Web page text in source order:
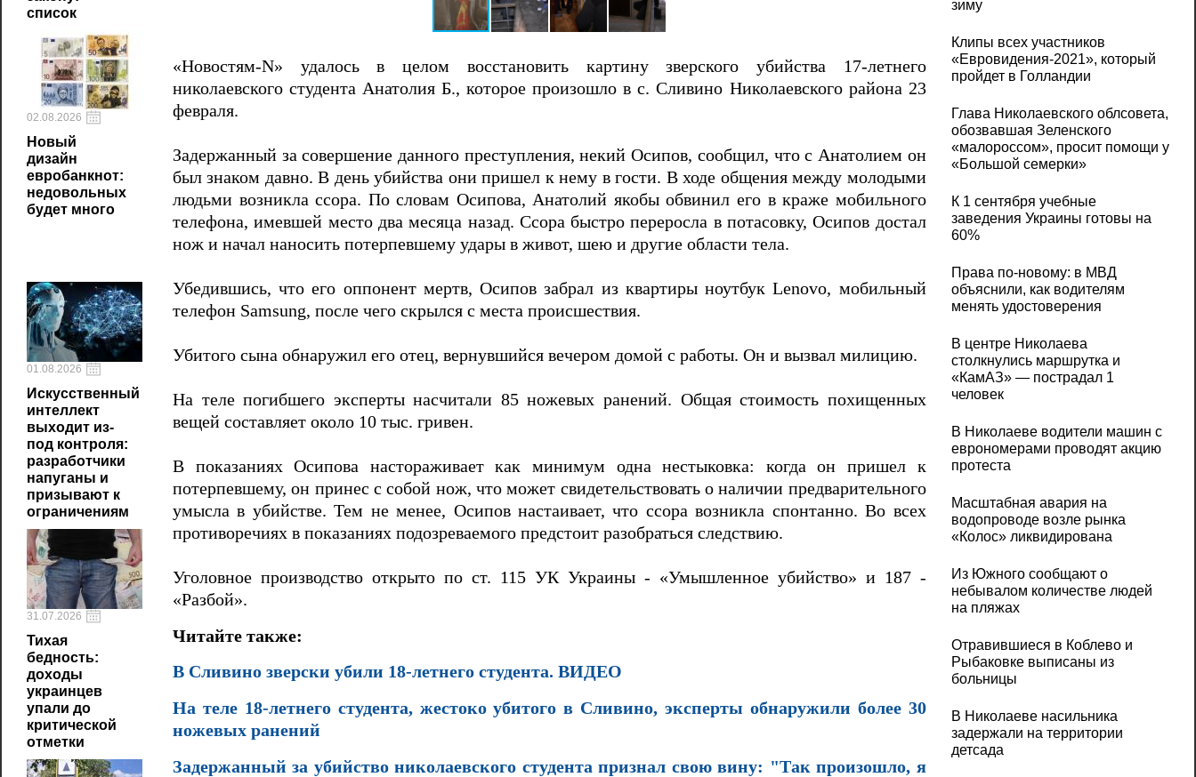
список
02.08.2026
Новый
дизайн
евробанкнот:
недовольных
будет много
01.08.2026
Искусственный
интеллект
выходит из-
под контроля:
разработчики
напуганы и
призывают к
ограничениям
31.07.2026
Тихая
бедность:
доходы
украинцев
упали до
критической
отметки
«Новостям-N» удалось в целом восстановить картину зверского убийства 17-летнего
николаевского студента Анатолия Б., которое произошло в с. Сливино Николаевского района 23
февраля.
Задержанный за совершение данного преступления, некий Осипов, сообщил, что с Анатолием он
был знаком давно. В день убийства они пришел к нему в гости. В ходе общения между молодыми
людьми возникла ссора. По словам Осипова, Анатолий якобы обвинил его в краже мобильного
телефона, имевшей место два месяца назад. Ссора быстро переросла в потасовку, Осипов достал
нож и начал наносить потерпевшему удары в живот, шею и другие области тела.
Убедившись, что его оппонент мертв, Осипов забрал из квартиры ноутбук Lenovo, мобильный
телефон Samsung, после чего скрылся с места происшествия.
Убитого сына обнаружил его отец, вернувшийся вечером домой с работы. Он и вызвал милицию.
На теле погибшего эксперты насчитали 85 ножевых ранений. Общая стоимость похищенных
вещей составляет около 10 тыс. гривен.
В показаниях Осипова настораживает как минимум одна нестыковка: когда он пришел к
потерпевшему, он принес с собой нож, что может свидетельствовать о наличии предварительного
умысла в убийстве. Тем не менее, Осипов настаивает, что ссора возникла спонтанно. Во всех
противоречиях в показаниях подозреваемого предстоит разобраться следствию.
Уголовное производство открыто по ст. 115 УК Украины - «Умышленное убийство» и 187 -
«Разбой».
Читайте также:
В Сливино зверски убили 18-летнего студента. ВИДЕО
На теле 18-летнего студента, жестоко убитого в Сливино, эксперты обнаружили более 30
ножевых ранений
Задержанный за убийство николаевского студента признал свою вину: "Так произошло, я
зиму
Клипы всех участников
«Евровидения-2021», который
пройдет в Голландии
Глава Николаевского облсовета,
обозвавшая Зеленского
«малороссом», просит помощи у
«Большой семерки»
К 1 сентября учебные
заведения Украины готовы на
60%
Права по-новому: в МВД
объяснили, как водителям
менять удостоверения
В центре Николаева
столкнулись маршрутка и
«КамАЗ» — пострадал 1
человек
В Николаеве водители машин с
еврономерами проводят акцию
протеста
Масштабная авария на
водопроводе возле рынка
«Колос» ликвидирована
Из Южного сообщают о
небывалом количестве людей
на пляжах
Отравившиеся в Коблево и
Рыбаковке выписаны из
больницы
В Николаеве насильника
задержали на территории
детсада